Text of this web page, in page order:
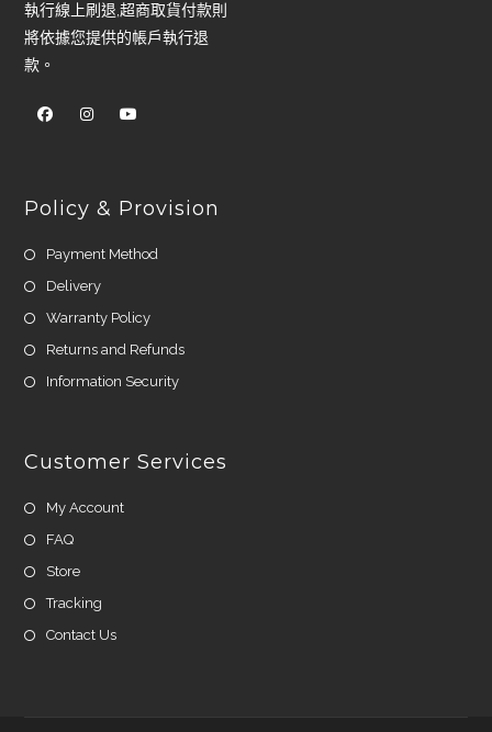
執行線上刷退,超商取貨付款則
將依據您提供的帳戶執行退
款。
Policy & Provision
Payment Method
Delivery
Warranty Policy
Returns and Refunds
Information Security
Customer Services
My Account
FAQ
Store
Tracking
Contact Us